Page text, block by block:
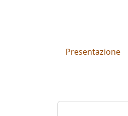
Presentazione